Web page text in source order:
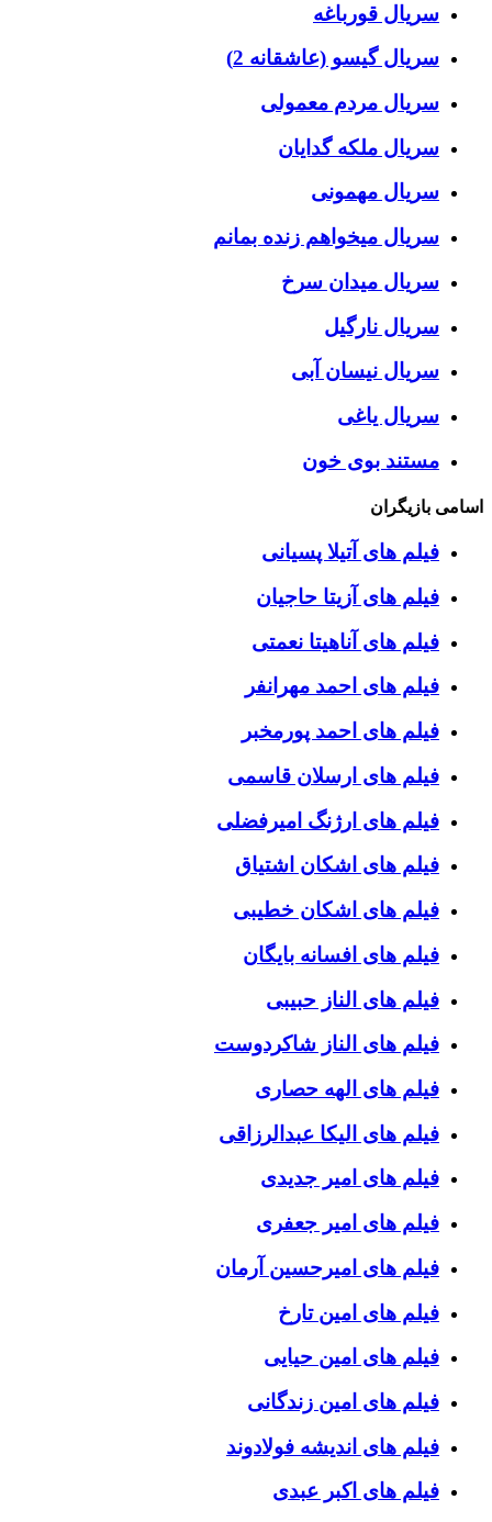
سریال قورباغه
سریال گیسو (عاشقانه 2)
سریال مردم معمولی
سریال ملکه گدایان
سریال مهمونی
سریال میخواهم زنده بمانم
سریال میدان سرخ
سریال نارگیل
سریال نیسان آبی
سریال یاغی
مستند بوی خون
اسامی بازیگران
فیلم های آتیلا پسیانی
فیلم های آزیتا حاجیان
فیلم های آناهیتا نعمتی
فیلم های احمد مهرانفر
فیلم های احمد پورمخبر
فیلم های ارسلان قاسمی
فیلم های ارژنگ امیرفضلی
فیلم های اشکان اشتیاق
فیلم های اشکان خطیبی
فیلم های افسانه بایگان
فیلم های الناز حبیبی
فیلم های الناز شاکردوست
فیلم های الهه حصاری
فیلم های الیکا عبدالرزاقی
فیلم های امیر جدیدی
فیلم های امیر جعفری
فیلم های امیرحسین آرمان
فیلم های امین تارخ
فیلم های امین حیایی
فیلم های امین زندگانی
فیلم های اندیشه فولادوند
فیلم های اکبر عبدی